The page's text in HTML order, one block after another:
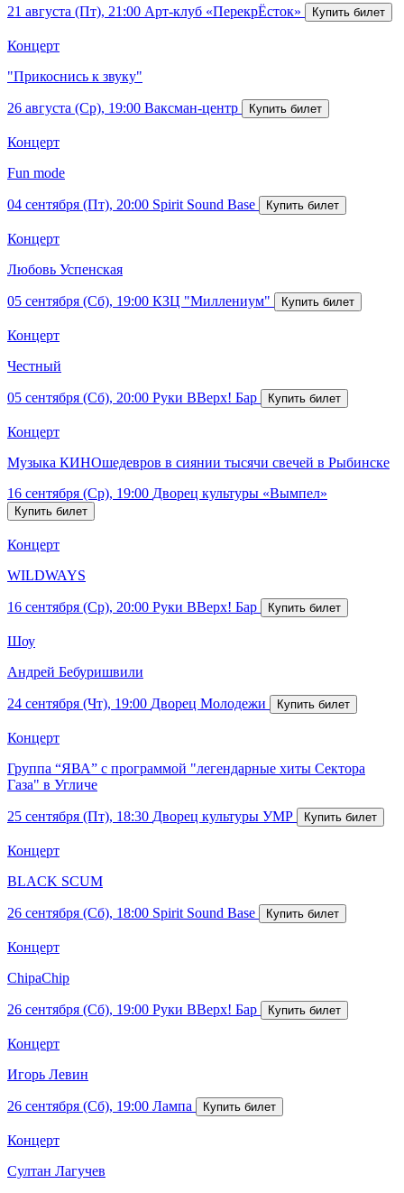
21 августа (Пт), 21:00 Арт-клуб «ПерекрЁсток»
Концерт
"Прикоснись к звуку"
26 августа (Ср), 19:00 Ваксман-центр
Концерт
Fun mode
04 сентября (Пт), 20:00 Spirit Sound Base
Концерт
Любовь Успенская
05 сентября (Сб), 19:00 КЗЦ "Миллениум"
Концерт
Честный
05 сентября (Сб), 20:00 Руки ВВерх! Бар
Концерт
Музыка КИНОшедевров в сиянии тысячи свечей в Рыбинске
16 сентября (Ср), 19:00 Дворец культуры «Вымпел»
Концерт
WILDWAYS
16 сентября (Ср), 20:00 Руки ВВерх! Бар
Шоу
Андрей Бебуришвили
24 сентября (Чт), 19:00 Дворец Молодежи
Концерт
Группа “ЯВА” с программой "легендарные хиты Сектора
Газа" в Угличе
25 сентября (Пт), 18:30 Дворец культуры УМР
Концерт
BLACK SCUM
26 сентября (Сб), 18:00 Spirit Sound Base
Концерт
ChipaChip
26 сентября (Сб), 19:00 Руки ВВерх! Бар
Концерт
Игорь Левин
26 сентября (Сб), 19:00 Лампа
Концерт
Султан Лагучев